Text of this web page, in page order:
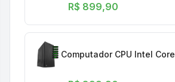
R$ 899,90
Computador CPU Intel